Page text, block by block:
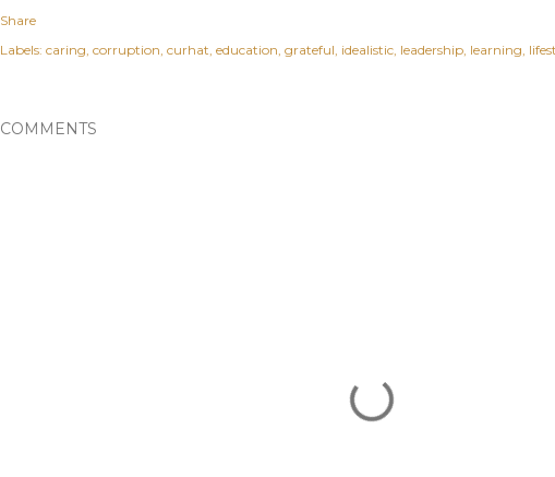
Share
Labels: caring corruption curhat education grateful idealistic leadership learning
COMMENTS